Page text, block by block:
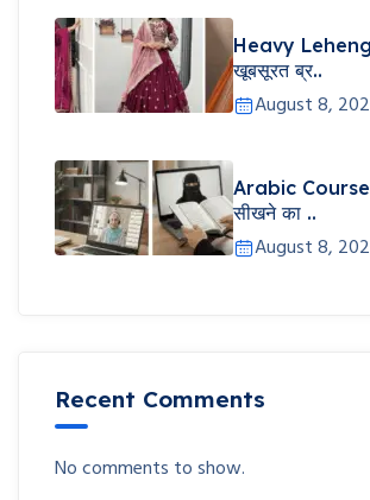
Heavy
खूबसूरत ब्र..
August 8,
Arabic Course
सीखने का ..
August 8,
Recent Comments
No comments to show.